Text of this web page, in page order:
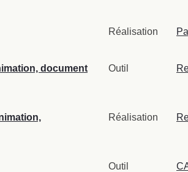
Réalisation
document
Outil
Réalisation
Outil